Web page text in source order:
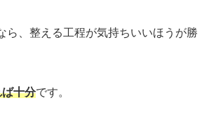
ら、整える工程が気持ちいいほうが勝
十分です。